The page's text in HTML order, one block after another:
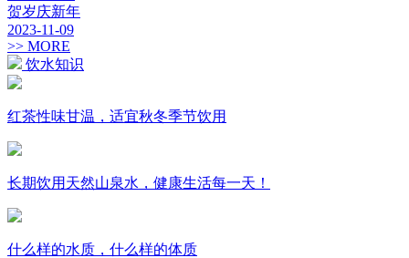
贺岁庆新年
2023-11-09
>> MORE
饮水知识
红茶性味甘温，适宜秋冬季节饮用
长期饮用天然山泉水，健康生活每一天！
什么样的水质，什么样的体质